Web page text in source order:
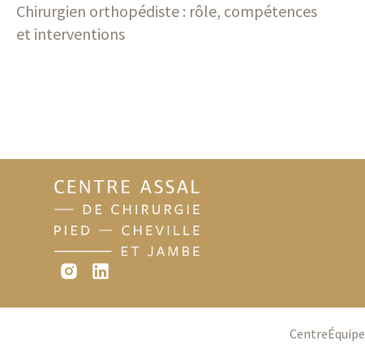
Chirurgien orthopédiste : rôle, compétences
et interventions
CentreÉquipe